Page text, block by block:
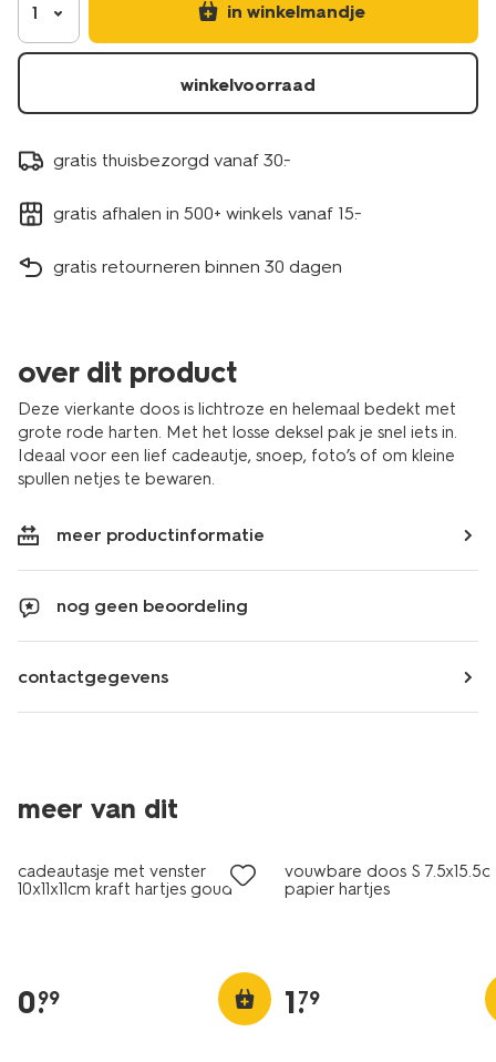
1 in winkelmandje
winkelvoorraad
gratis thuisbezorgd vanaf 30.-
gratis afhalen in 500+ winkels vanaf 15.-
gratis retourneren binnen 30 dagen
over dit product
Deze vierkante doos is lichtroze en helemaal bedekt met
grote rode harten. Met het losse deksel pak je snel iets in.
Ideaal voor een lief cadeautje, snoep, foto’s of om kleine
spullen netjes te bewaren.
meer productinformatie
nog geen beoordeling
contactgegevens
meer van dit
cadeautasje met venster
10x11x11cm kraft hartjes goud
0.
99
vouwbare doos S
papier hartjes
1.
79